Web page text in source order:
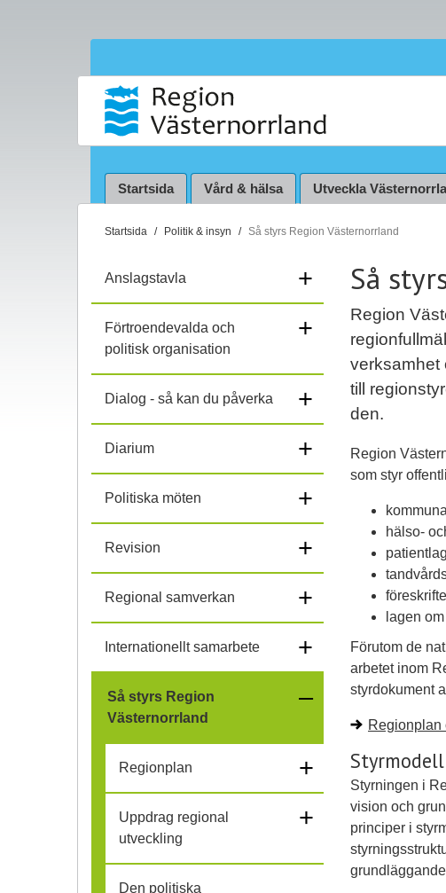
Startsida Vård & hälsa Utveckla
D
ä
r
h
ä
r
:
Startsida Politik & insyn Så styrs Region Västernorrland
Anslagstavla +
Förtroendevalda och
politisk organisation
+
Dialog - så kan du påverka +
Diarium +
Politiska möten +
Revision +
Regional samverkan +
Internationellt samarbete +
Så styrs Region
Västernorrland
–
ä
l
Regionplan +
Uppdrag regional
utveckling
+
Den politiska
Så
Region
verksamhet
till
den.
Region
som styr
hälso-
lagen
Förutom de
arbetet inom
styrdokument
Regionplan
Styrmodell
Styrningen i
vision och
principer i